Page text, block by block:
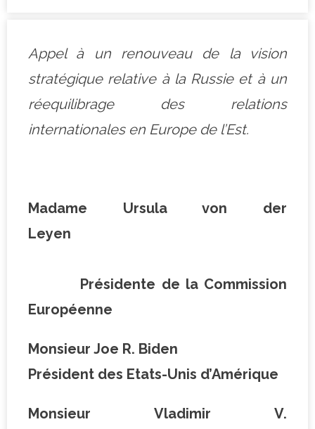
Appel à un renouveau de la vision
stratégique relative à la Russie et à un
réequilibrage des relations
internationales en Europe de l’Est.
Madame Ursula von der
Leyen
Présidente de la Commission
Européenne
Monsieur Joe R. Biden
Président des Etats-Unis d’Amérique
Monsieur Vladimir V.